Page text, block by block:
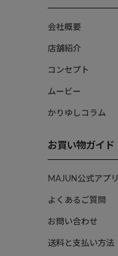
会社概要
店舗紹介
コンセプト
ムービー
かりゆしコラム
お買い物ガイド
MAJUN公式アプリ
よくあるご質問
お問い合わせ
送料と支払い方法